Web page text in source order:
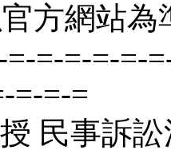
方網站為
=-=-=-=-
=-=-=
民事訴